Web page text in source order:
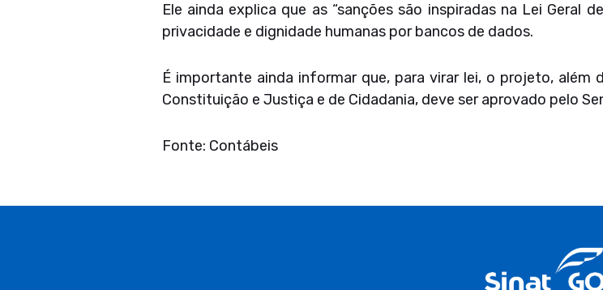
Ele ainda explica que as “sanções são inspiradas na Lei
privacidade e dignidade humanas por bancos de dados.
É importante ainda informar que, para virar lei, o projeto, além
Constituição e Justiça e de Cidadania, deve ser aprovado pelo
Fonte: Contábeis